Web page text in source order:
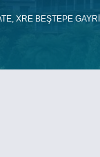
XRE BEŞTEPE